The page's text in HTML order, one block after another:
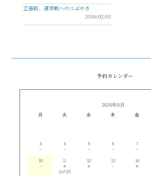
立春前、選挙戦へのつぶやき
2026/02/02
予約カレンダー
2026年8月
月 火 水 木 金
3
－
4
－
5
－
6
－
7
－
10
－
11
○
山の日
12
○
13
－
14
○